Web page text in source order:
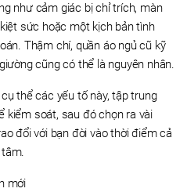
như cảm giác bị chỉ trích, màn
sức hoặc một kịch bản tình
Thậm chí, quần áo ngủ cũ kỹ
cũng có thể là nguyên nhân.
thể các yếu tố này, tập trung
kiểm soát, sau đó chọn ra vài
đổi với bạn đời vào thời điểm cả
mới